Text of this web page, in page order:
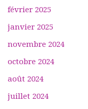
février 2025
janvier 2025
novembre 2024
octobre 2024
août 2024
juillet 2024